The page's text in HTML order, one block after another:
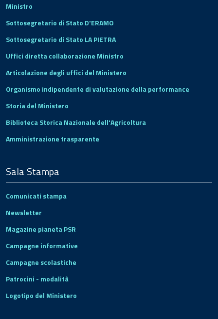
Ministro
Sottosegretario di Stato D'ERAMO
Sottosegretario di Stato LA PIETRA
Uffici diretta collaborazione Ministro
Articolazione degli uffici del Ministero
Organismo indipendente di valutazione della performance
Storia del Ministero
Biblioteca Storica Nazionale dell'Agricoltura
Amministrazione trasparente
Sala Stampa
Comunicati stampa
Newsletter
Magazine pianeta PSR
Campagne informative
Campagne scolastiche
Patrocini - modalità
Logotipo del Ministero